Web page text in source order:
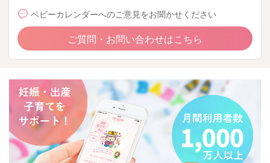
ベビーカレンダーへのご意見をお聞かせください
ご質問・お問い合わせはこちら